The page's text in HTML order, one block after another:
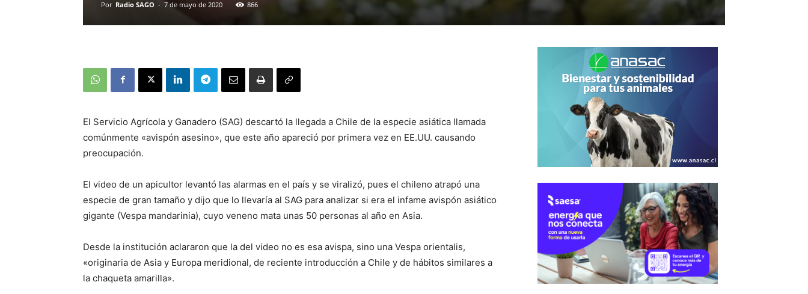
Por Radio SAGO - 7 de mayo de 2020 866
El Servicio Agrícola y Ganadero (SAG) descartó la llegada a Chile de la especie asiática llamada
comúnmente «avispón asesino», que este año apareció por primera vez en EE.UU. causando
preocupación.
El video de un apicultor levantó las alarmas en el país y se viralizó, pues el chileno atrapó una
especie de gran tamaño y dijo que lo llevaría al SAG para analizar si era el infame avispón asiático
gigante (Vespa mandarinia), cuyo veneno mata unas 50 personas al año en Asia.
Desde la institución aclararon que la del video no es esa avispa, sino una Vespa orientalis,
«originaria de Asia y Europa meridional, de reciente introducción a Chile y de hábitos similares a
la chaqueta amarilla».